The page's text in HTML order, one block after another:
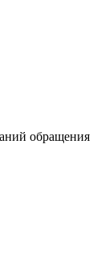
обращения